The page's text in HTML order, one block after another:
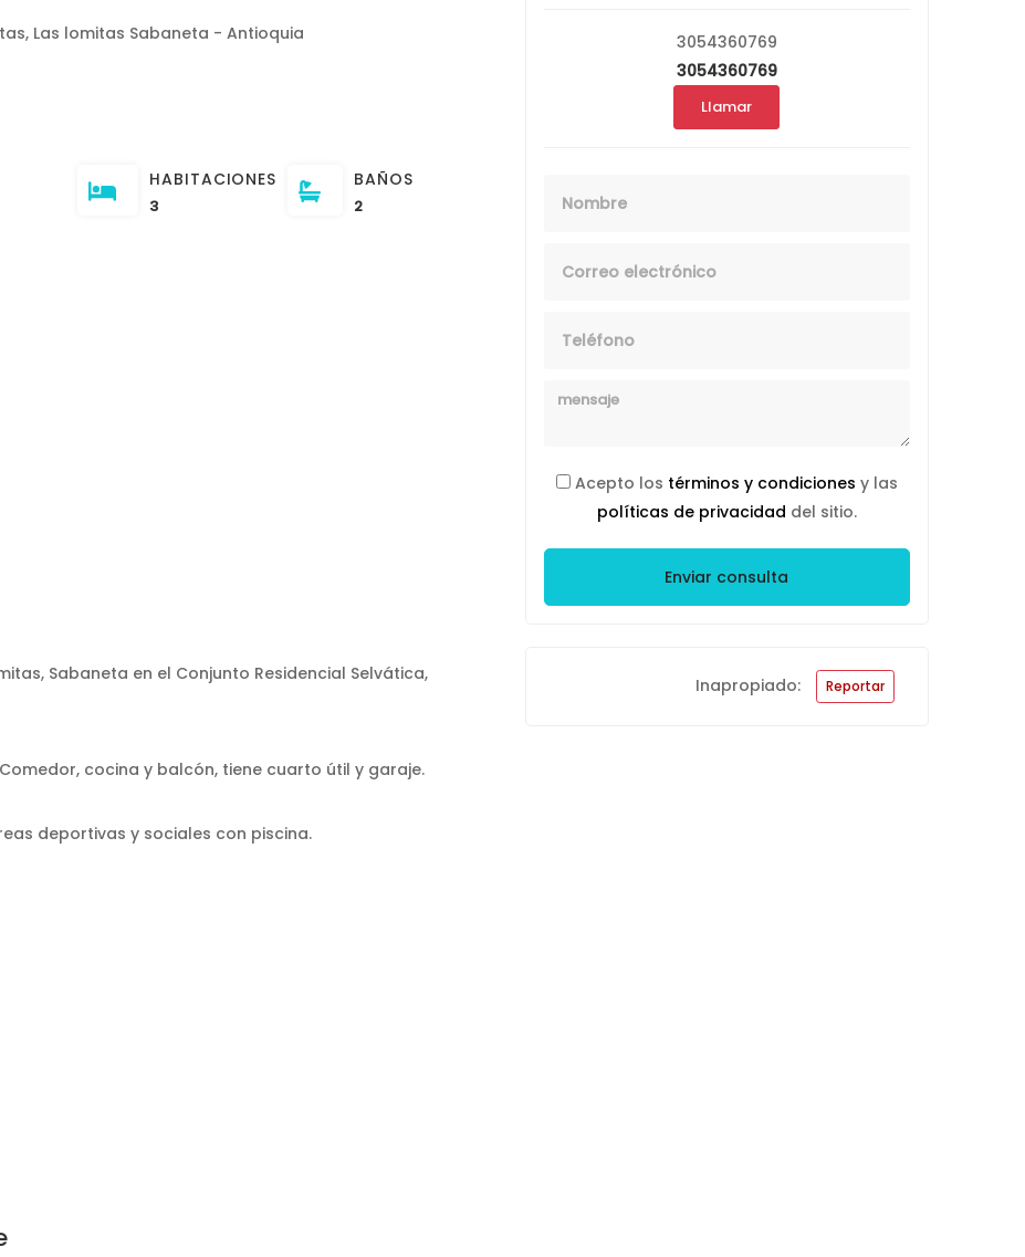
Las lomitas Sabaneta - Antioquia
HABITACIONES
3
BAÑOS
2
Sabaneta en el Conjunto Residencial Selvática,
cocina y balcón, tiene cuarto útil y garaje.
deportivas y sociales con piscina.
3054360769
3054360769
Llamar
Acepto los términos y condiciones y las
políticas de privacidad del sitio.
Enviar consulta
Inapropiado: Reportar